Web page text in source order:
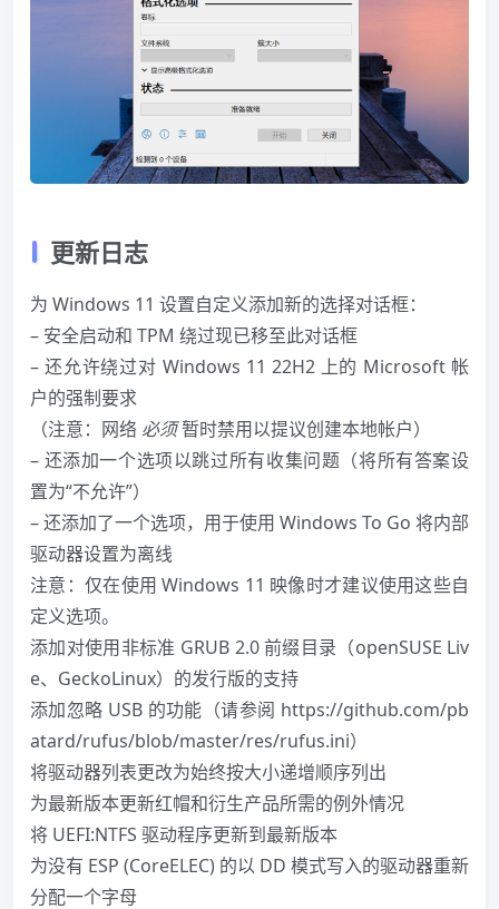
更新日志
为 Windows 11 设置自定义添加新的选择对话框：
– 安全启动和 TPM 绕过现已移至此对话框
– 还允许绕过对 Windows 11 22H2 上的 Microsoft 帐
户的强制要求
（注意：网络 必须暂时禁用以提议创建本地帐户）
– 还添加一个选项以跳过所有收集问题（将所有答案设
置为“不允许”）
– 还添加了一个选项，用于使用 Windows To Go 将内部
驱动器设置为离线
注意：仅在使用Windows 11 映像时才建议使用这些自
定义选项。
添加对使用非标准 GRUB 2.0 前缀目录（openSUSE Liv
e、GeckoLinux）的发行版的支持
添加忽略 USB 的功能（请参阅 https://github.com/pb
atard/rufus/blob/master/res/rufus.ini）
将驱动器列表更改为始终按大小递增顺序列出
为最新版本更新红帽和衍生产品所需的例外情况
将 UEFI:NTFS 驱动程序更新到最新版本
为没有 ESP (CoreELEC) 的以 DD 模式写入的驱动器重新
分配一个字母